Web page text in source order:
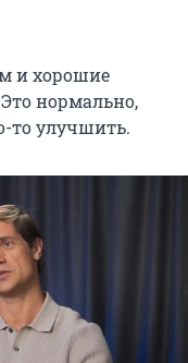
и хорошие
нормально,
то улучшить.